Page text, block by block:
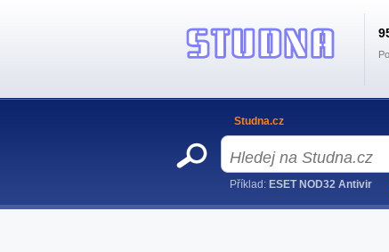
Studna.cz
Příklad: ESET NOD32 Antivir